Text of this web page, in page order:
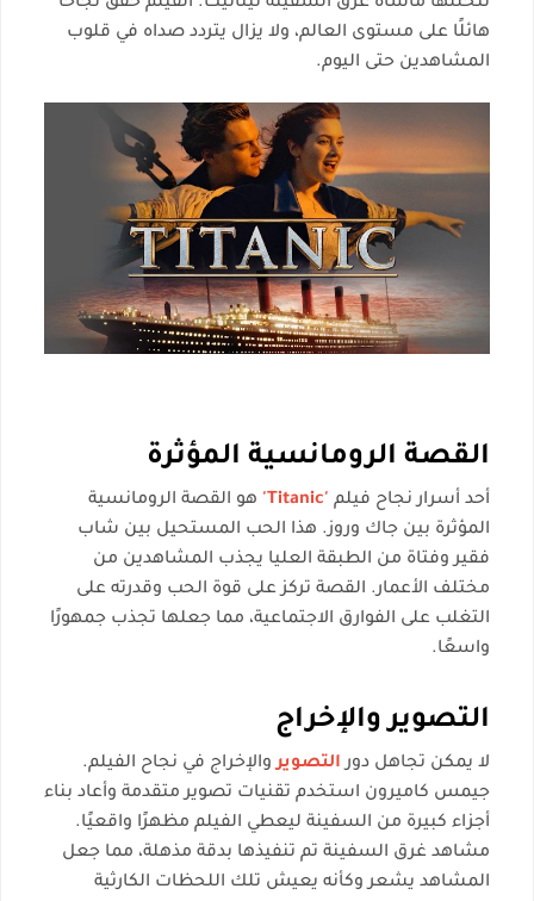
تتخللها مأساة غرق السفينة تيتانيك. الفيلم حقق نجاحًا
هائلًا على مستوى العالم، ولا يزال يتردد صداه في قلوب
المشاهدين حتى اليوم.
القصة الرومانسية المؤثرة
أحد أسرار نجاح فيلم 'Titanic'
هو القصة الرومانسية
المؤثرة بين جاك وروز. هذا الحب المستحيل بين شاب
فقير وفتاة من الطبقة العليا يجذب المشاهدين من
مختلف الأعمار. القصة تركز على قوة الحب وقدرته على
التغلب على الفوارق الاجتماعية، مما جعلها تجذب جمهورًا
واسعًا.
التصوير والإخراج
لا يمكن تجاهل دورالتصويروالإخراج في نجاح الفيلم.
جيمس كاميرون استخدم تقنيات تصوير متقدمة وأعاد بناء
أجزاء كبيرة من السفينة ليعطي الفيلم مظهرًا واقعيًا.
مشاهد غرق السفينة تم تنفيذها بدقة مذهلة، مما جعل
المشاهد يشعر وكأنه يعيش تلك اللحظات الكارثية